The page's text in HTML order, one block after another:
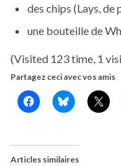
des chips (Lays,
une bouteille de
(Visited 123 time, 1
Partagez ceci avec vos amis
Articles similaires